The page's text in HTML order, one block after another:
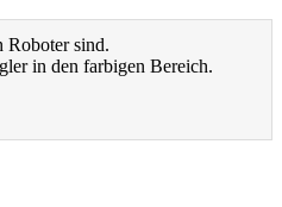
Roboter sind.
in den farbigen Bereich.